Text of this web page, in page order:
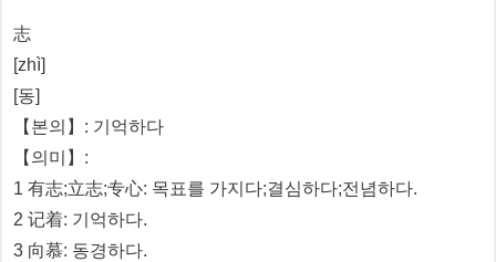
志
[zhì]
[동]
【본의】: 기억하다
【의미】:
1 有志;立志;专心: 목표를 가지다;결심하다;전념하다.
2 记着: 기억하다.
3 向慕: 동경하다.